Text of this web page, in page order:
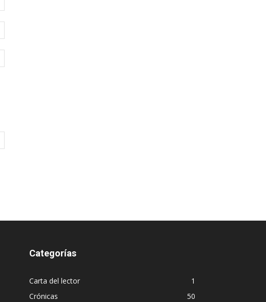
Categorías
Carta del lector
1
Crónicas
50